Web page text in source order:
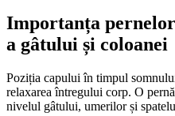
Importanța
a gâtului și coloanei
Poziția capului în timpul
relaxarea întregului corp. O
nivelul gâtului, umerilor și